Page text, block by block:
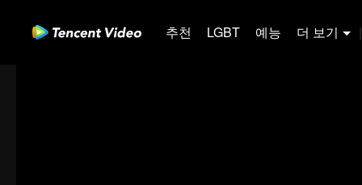
추천 LGBT 예능 더 보기 |